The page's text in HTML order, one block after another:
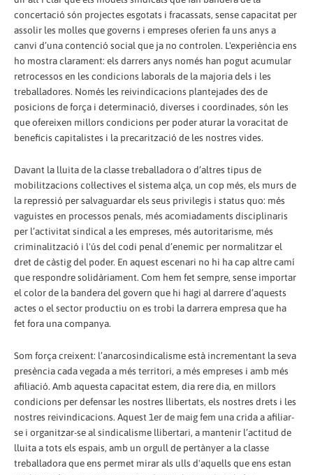
concertació són projectes esgotats i fracassats, sense capacitat per
assolir les molles que governs i empreses oferien fa uns anys a
canvi d’una contenció social que ja no controlen. L'experiència ens
ho mostra clarament: els darrers anys només han pogut acumular
retrocessos en les condicions laborals de la majoria dels i les
treballadores. Només les reivindicacions plantejades des de
posicions de força i determinació, diverses i coordinades, són les
que ofereixen millors condicions per poder aturar la voracitat de
beneficis capitalistes i la precarització de les nostres vides.
Davant la lluita de la classe treballadora o d’altres tipus de
mobilitzacions col·lectives el sistema alça, un cop més, els murs de
la repressió per salvaguardar els seus privilegis i status quo: més
vaguistes en processos penals, més acomiadaments disciplinaris
per l’activitat sindical a les empreses, més autoritarisme, més
criminalització i l'ús del codi penal d’enemic per normalitzar el
dret de càstig del poder. En aquest escenari no hi ha cap altre camí
que respondre solidàriament. Com hem fet sempre, sense importar
el color de la bandera del govern que hi hagi al darrere d’aquests
actes o el sector productiu on es trobi la darrera empresa que ha
fet fora una companya.
Som força creixent: l’anarcosindicalisme està incrementant la seva
presència cada vegada a més territori, a més empreses i amb més
afiliació. Amb aquesta capacitat estem, dia rere dia, en millors
condicions per defensar les nostres llibertats, els nostres drets i les
nostres reivindicacions. Aquest 1er de maig fem una crida a afiliar-
se i organitzar-se al sindicalisme llibertari, a mantenir l’actitud de
lluita a tots els espais, amb un orgull de pertànyer a la classe
treballadora que ens permet mirar als ulls d'aquells que ens estan